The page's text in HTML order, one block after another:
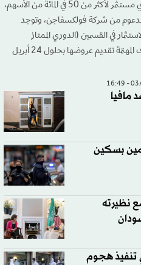
وتنص اللوائح على عدم إمكانية امتلاك أي مستثمر لأكثر من 50 في المائة من الأسهم،
من شركة فولكسفاجن، وتوجد
في القسمين (الدوري الممتاز
والدرجة الثانية). وكان يتعين على الأطراف المهتمة تقديم عروضها بحلول 24 أبريل
مافيا
بسكين
نظيرته
هجوم